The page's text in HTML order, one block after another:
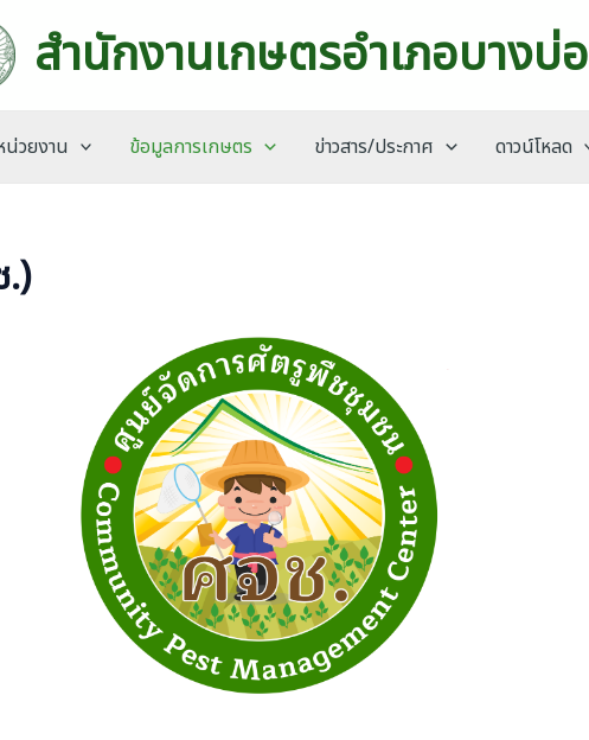
สำนักงานเกษตรอำเภอบางบ่อ
วยงาน ข้อมูลการเกษตร ข่าวสาร/ประกาศ ดาวน์โหลด